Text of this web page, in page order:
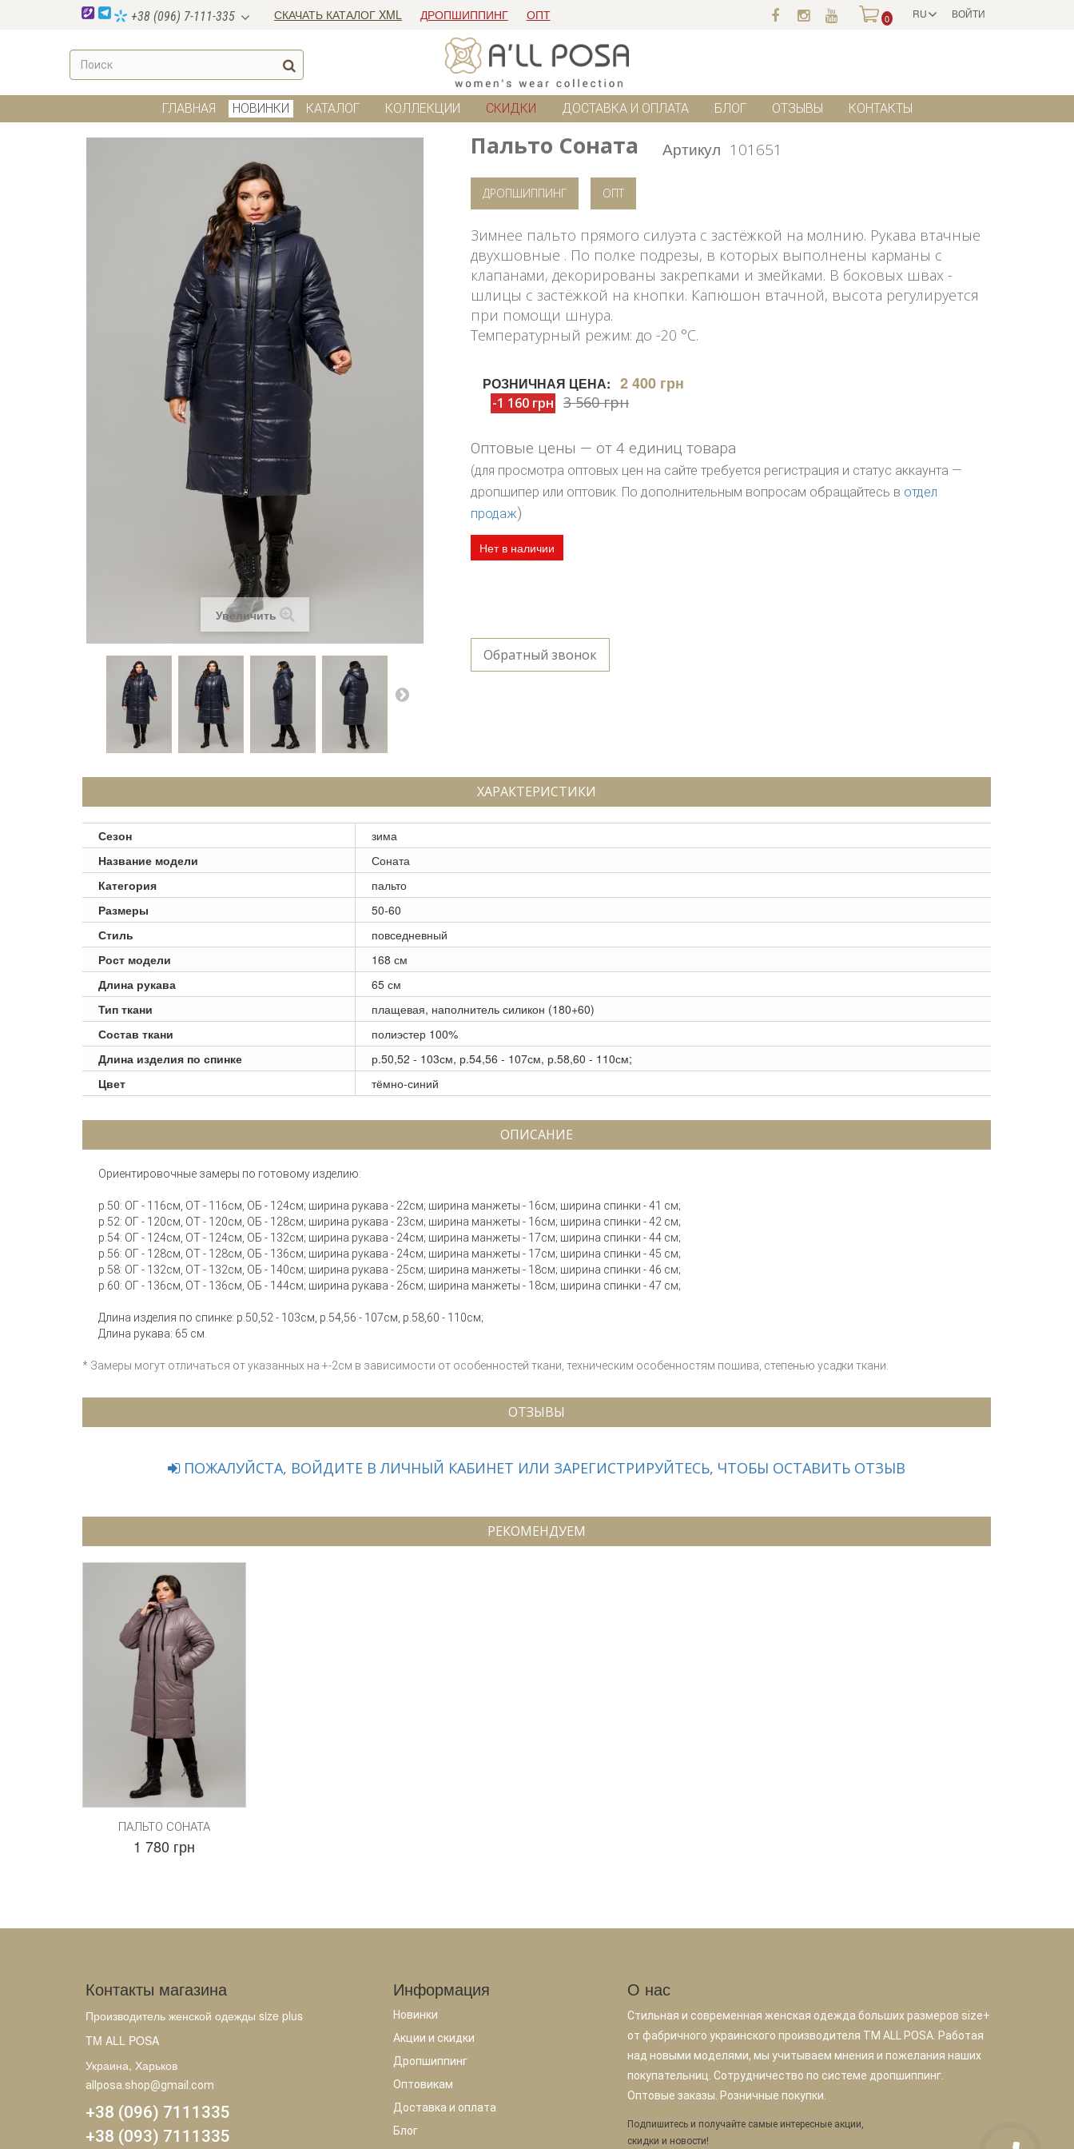
ВОЙТИ
RU
+38 (096) 7-111-335 СКАЧАТЬ КАТАЛОГ XML ДРОПШИППИНГ ОПТ 0
ГЛАВНАЯ НОВИНКИ КАТАЛОГ КОЛЛЕКЦИИ СКИДКИ ДОСТАВКА И ОПЛАТА БЛОГ ОТЗЫВЫ КОНТАКТЫ
Увеличить
Пальто Соната Артикул 101651
ДРОПШИППИНГ ОПТ
Зимнее пальто прямого силуэта с застёжкой на молнию. Рукава втачные
двухшовные . По полке подрезы, в которых выполнены карманы с
клапанами, декорированы закрепками и змейками. В боковых швах -
шлицы с застёжкой на кнопки. Капюшон втачной, высота регулируется
при помощи шнура.
Температурный режим: до -20 °C.
РОЗНИЧНАЯ ЦЕНА: 2 400 грн
-1 160 грн 3 560 грн
Оптовые цены — от 4 единиц товара
(для просмотра оптовых цен на сайте требуется регистрация и статус аккаунта —
дропшипер или оптовик. По дополнительным вопросам обращайтесь в отдел
продаж)
Нет в наличии
Обратный звонок
ХАРАКТЕРИСТИКИ
Сезон
зима
Название модели
Соната
Категория
пальто
Размеры
50-60
Стиль
повседневный
Рост модели
168 см
Длина рукава
65 см
Тип ткани
плащевая, наполнитель силикон (180+60)
Состав ткани
полиэстер 100%
Длина изделия по спинке
р.50,52 - 103см, р.54,56 - 107см, р.58,60 - 110см;
Цвет
тёмно-синий
ОПИСАНИЕ
Ориентировочные замеры по готовому изделию:
р.50: ОГ - 116см, ОТ - 116см, ОБ - 124см; ширина рукава - 22см; ширина манжеты - 16см; ширина спинки - 41 см;
р.52: ОГ - 120см, ОТ - 120см, ОБ - 128см; ширина рукава - 23см; ширина манжеты - 16см; ширина спинки - 42 см;
р.54: ОГ - 124см, ОТ - 124см, ОБ - 132см; ширина рукава - 24см; ширина манжеты - 17см; ширина спинки - 44 см;
р.56: ОГ - 128см, ОТ - 128см, ОБ - 136см; ширина рукава - 24см; ширина манжеты - 17см; ширина спинки - 45 см;
р.58: ОГ - 132см, ОТ - 132см, ОБ - 140см; ширина рукава - 25см; ширина манжеты - 18см; ширина спинки - 46 см;
р.60: ОГ - 136см, ОТ - 136см, ОБ - 144см; ширина рукава - 26см; ширина манжеты - 18см; ширина спинки - 47 см;
Длина изделия по спинке: р.50,52 - 103см, р.54,56 - 107см, р.58,60 - 110см;
Длина рукава: 65 см.
* Замеры могут отличаться от указанных на +-2см в зависимости от особенностей ткани, техническим особенностям пошива, степенью усадки ткани.
ОТЗЫВЫ
ПОЖАЛУЙСТА, ВОЙДИТЕ В ЛИЧНЫЙ КАБИНЕТ ИЛИ ЗАРЕГИСТРИРУЙТЕСЬ, ЧТОБЫ ОСТАВИТЬ ОТЗЫВ
РЕКОМЕНДУЕМ
ПАЛЬТО СОНАТА
1 780 грн
Контакты магазина
Производитель женской одежды size plus
TM ALL POSA
Украина, Харьков
allposa.shop@gmail.com
+38 (096) 7111335
+38 (093) 7111335
Информация
Новинки
Акции и скидки
Дропшиппинг
Оптовикам
Доставка и оплата
Блог
О нас
Стильная и современная женская одежда больших размеров size+
от фабричного украинского производителя TM ALL POSA. Работая
над новыми моделями, мы учитываем мнения и пожелания наших
покупательниц. Сотрудничество по системе дропшиппинг.
Оптовые заказы. Розничные покупки.
Подпишитесь и получайте самые интересные акции,
скидки и новости!